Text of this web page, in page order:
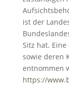
ist der
Sitz hat.
sowie deren
entnommen
https://